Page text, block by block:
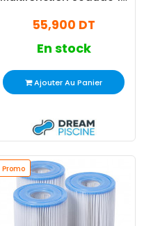
55,900 DT
En stock
Ajouter Au Panier
Promo